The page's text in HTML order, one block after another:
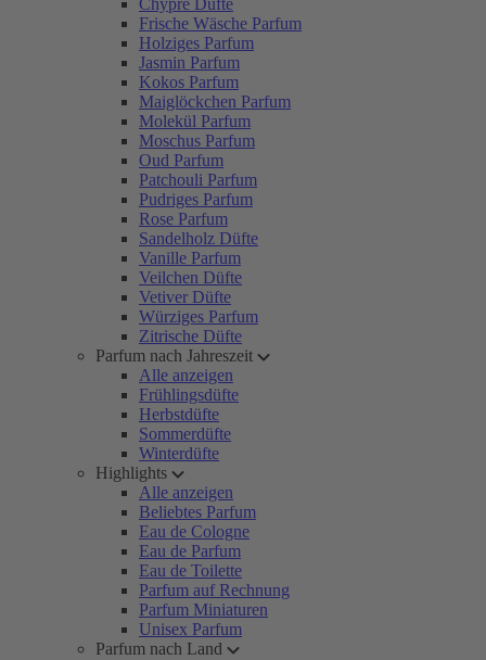
Chypre Düfte
Frische Wäsche Parfum
Holziges Parfum
Jasmin Parfum
Kokos Parfum
Maiglöckchen Parfum
Molekül Parfum
Moschus Parfum
Oud Parfum
Patchouli Parfum
Pudriges Parfum
Rose Parfum
Sandelholz Düfte
Vanille Parfum
Veilchen Düfte
Vetiver Düfte
Würziges Parfum
Zitrische Düfte
Parfum nach Jahreszeit
Alle anzeigen
Frühlingsdüfte
Herbstdüfte
Sommerdüfte
Winterdüfte
Highlights
Alle anzeigen
Beliebtes Parfum
Eau de Cologne
Eau de Parfum
Eau de Toilette
Parfum auf Rechnung
Parfum Miniaturen
Unisex Parfum
Parfum nach Land